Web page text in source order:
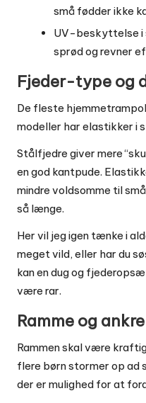
små fødder ikke
UV-beskyttelse i
sprød og revner
Fjeder-type og
De fleste
modeller har elastikker i
Stålfjedre giver mere
en god kantpude.
mindre voldsomme til
så længe.
Her vil jeg igen tænke i
meget vild, eller har du
kan en dug og
være rar.
Ramme og ankre
Rammen skal være
flere børn stormer op ad
der er mulighed for at